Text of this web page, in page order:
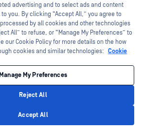
auswählen, sie für böswillige
und ohne Aufsicht ausführen. Im
Diensten können lokale LLMs
dass sie
ignorieren und offensive Aufgaben
Amateur bauen kann. Stellen
tun könnte", warnte Martin.
der KI-Missbrauch Cyberkriminalität
advertising and to select ads and content
you. By clicking “Accept All,” you agree to
by all cookies and other technologies
All” to refuse, or “Manage My Preferences” to
our Cookie Policy for more details on the how
cookies and similar technologies: Cookie
My Preferences
Reject All
Accept All